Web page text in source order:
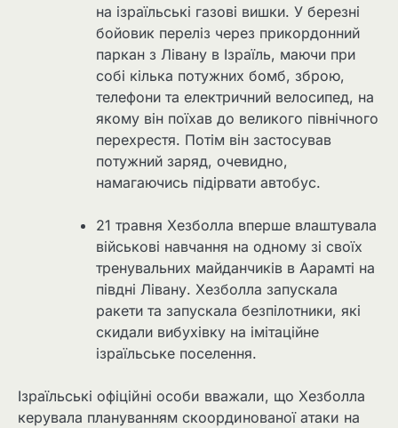
на ізраїльські газові вишки. У березні
бойовик переліз через прикордонний
паркан з Лівану в Ізраїль, маючи при
собі кілька потужних бомб, зброю,
телефони та електричний велосипед, на
якому він поїхав до великого північного
перехрестя. Потім він застосував
потужний заряд, очевидно,
намагаючись підірвати автобус.
21 травня Хезболла вперше влаштувала
військові навчання на одному зі своїх
тренувальних майданчиків в Аарамті на
півдні Лівану. Хезболла запускала
ракети та запускала безпілотники, які
скидали вибухівку на імітаційне
ізраїльське поселення.
Ізраїльські офіційні особи вважали, що Хезболла
керувала плануванням скоординованої атаки на